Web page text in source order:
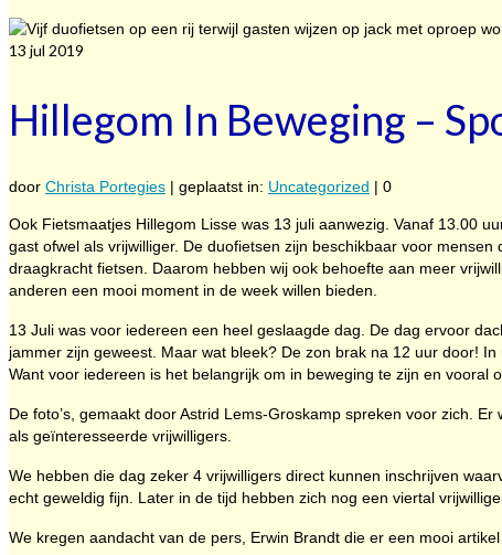
13 jul 2019
Hillegom In Beweging –
door Christa Portegies | geplaatst in: Uncategorized | 0
Ook Fietsmaatjes Hillegom Lisse was 13 juli aanwezig. Vanaf 13.00
gast ofwel als vrijwilliger. De duofietsen zijn beschikbaar voor
draagkracht fietsen. Daarom hebben wij ook behoefte aan meer
anderen een mooi moment in de week willen bieden.
13 Juli was voor iedereen een heel geslaagde dag. De dag ervoor
jammer zijn geweest. Maar wat bleek? De zon brak na 12 uur door!
Want voor iedereen is het belangrijk om in beweging te zijn en vooral
De foto’s, gemaakt door Astrid Lems-Groskamp spreken voor zich.
als geïnteresseerde vrijwilligers.
We hebben die dag zeker 4 vrijwilligers direct kunnen inschrijven
echt geweldig fijn. Later in de tijd hebben zich nog een viertal
We kregen aandacht van de pers, Erwin Brandt die er een mooi